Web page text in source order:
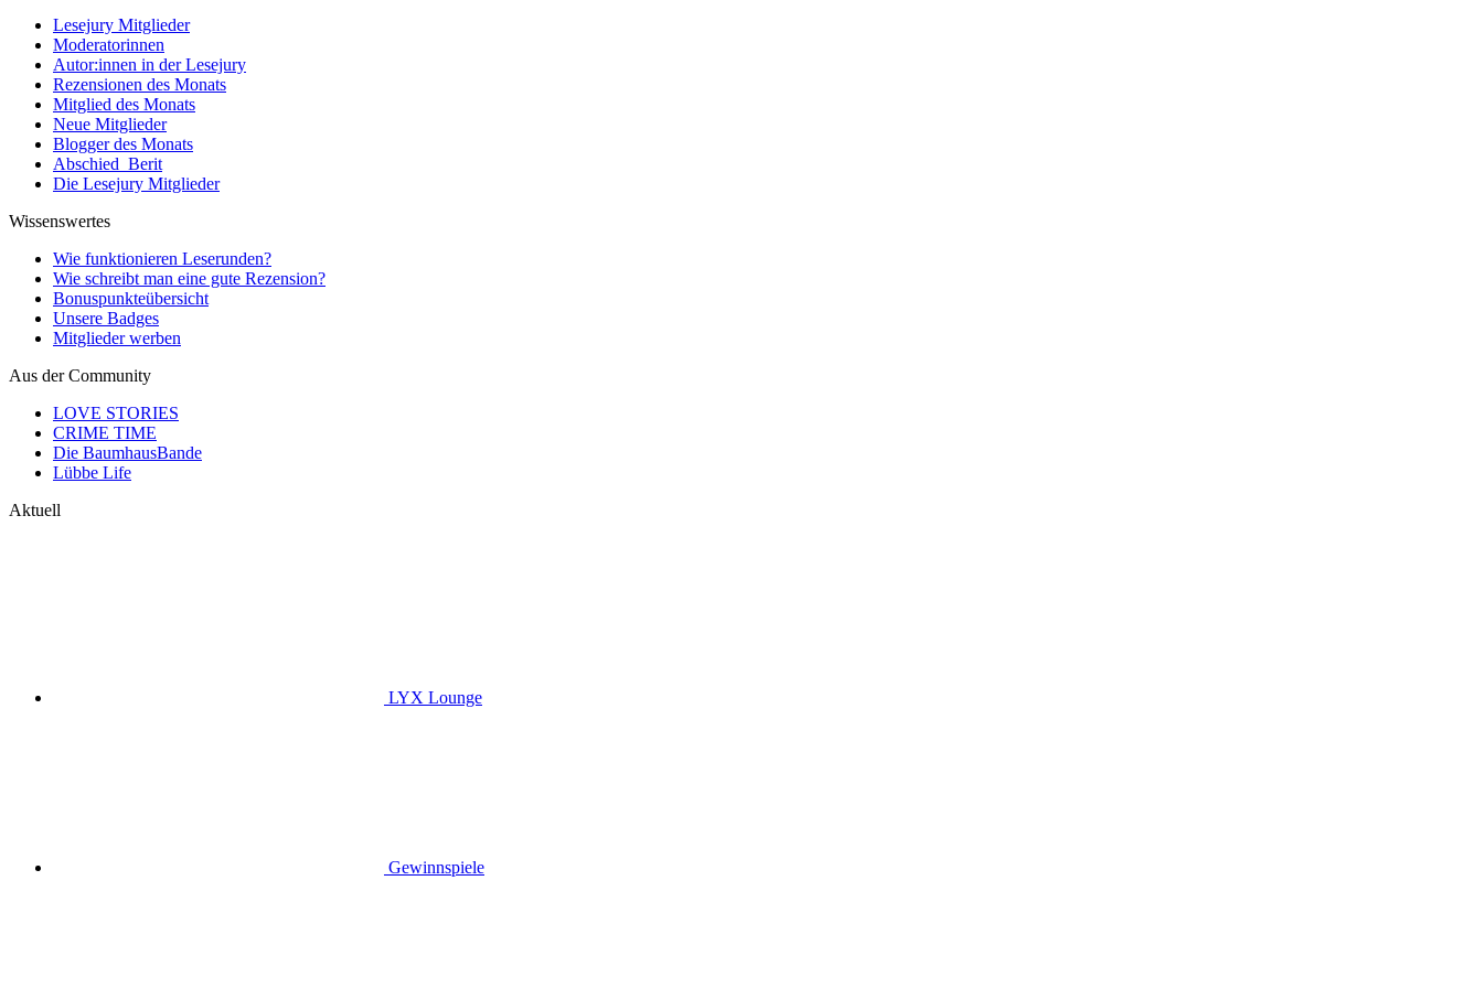
Lesejury Mitglieder
Moderatorinnen
Autor:innen in der Lesejury
Rezensionen des Monats
Mitglied des Monats
Neue Mitglieder
Blogger des Monats
Abschied_Berit
Die Lesejury Mitglieder
Wissenswertes
Wie funktionieren Leserunden?
Wie schreibt man eine gute Rezension?
Bonuspunkteübersicht
Unsere Badges
Mitglieder werben
Aus der Community
LOVE STORIES
CRIME TIME
Die BaumhausBande
Lübbe Life
Aktuell
LYX Lounge
Gewinnspiele